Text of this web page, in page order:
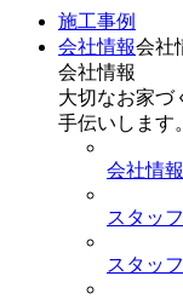
施工事例
会社情報会社
会社情報
大切なお家づ
手伝いします。
会社情報
スタッ
スタッ